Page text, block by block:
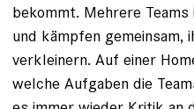
bekommt. Mehrere
und kämpfen gemeinsam,
verkleinern. Auf einer
welche Aufgaben die